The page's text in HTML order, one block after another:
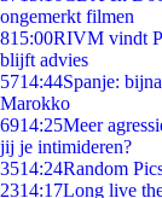
ongemerkt filmen
815:00RIVM vindt
blijft advies
5714:44Spanje:
Marokko
6914:25Meer
jij je intimideren?
3514:24Random
2314:17Long live